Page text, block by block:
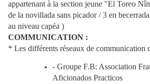
appartenant à la section jeune "El Toreo
de la novillada sans picador / 3 en
au niveau capéa )
COMMUNICATION :
* Les différents réseaux de communication
- Groupe F.B: Association
Aficionados Practicos